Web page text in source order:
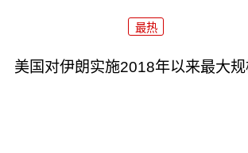
最热
美国对伊朗实施2018年以来最大